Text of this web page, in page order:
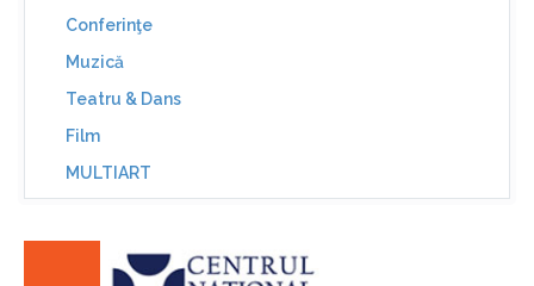
Conferinţe
Muzică
Teatru & Dans
Film
MULTIART